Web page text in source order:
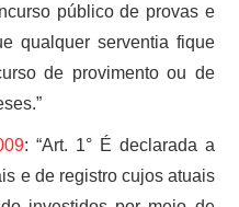
público de provas e
qualquer serventia fique
de provimento ou de
: “Art. 1° É declarada a
e de registro cujos atuais